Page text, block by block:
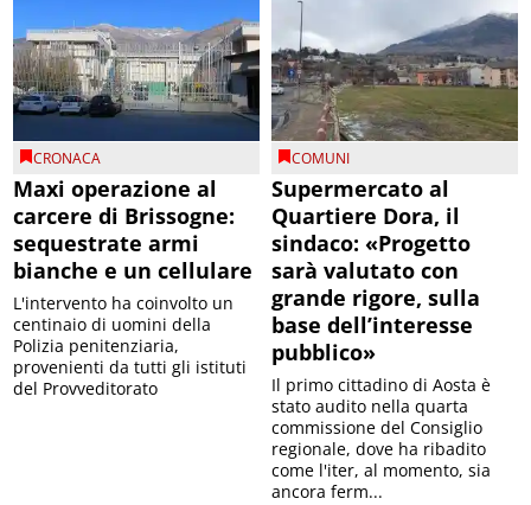
CRONACA
Maxi operazione al
carcere di Brissogne:
sequestrate armi
bianche e un cellulare
L'intervento ha coinvolto un
centinaio di uomini della
Polizia penitenziaria,
provenienti da tutti gli istituti
del Provveditorato
COMUNI
Supermercato al
Quartiere Dora, il
sindaco: «Progetto
sarà valutato con
grande rigore, sulla
base dell’interesse
pubblico»
Il primo cittadino di Aosta è
stato audito nella quarta
commissione del Consiglio
regionale, dove ha ribadito
come l'iter, al momento, sia
ancora ferm...